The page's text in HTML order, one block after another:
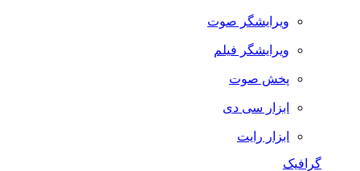
ویرایشگر صوت
ویرایشگر فیلم
پخش صوت
ابزار سی دی
ابزار رایت
گرافیک